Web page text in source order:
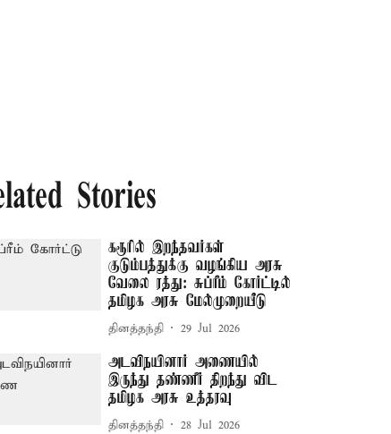
Stories
கரூரில் இறந்தவர்கள்
குடும்பத்துக்கு வழங்கிய அரசு
வேலை ரத்து: சுப்ரீம் கோர்ட்டில்
தமிழக அரசு மேல்முறையீடு
தினத்தந்தி 29 Jul 2026
அடவிநயினார் அணையில்
இருந்து தண்ணீர் திறந்து விட
தமிழக அரசு உத்தரவு
தினத்தந்தி 28 Jul 2026